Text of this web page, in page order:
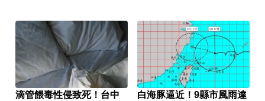
滴管餵毒性侵致死！台中
白海豚逼近！9縣市風雨達